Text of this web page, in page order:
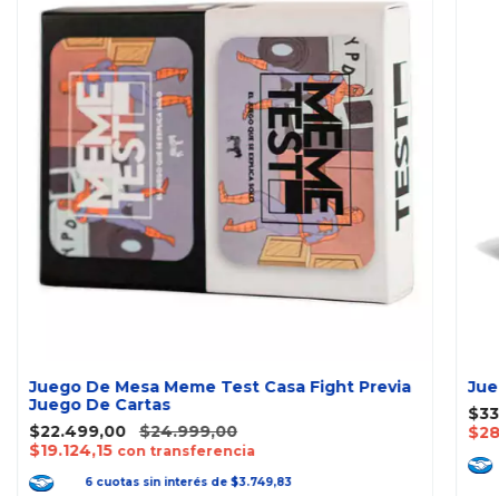
Juego De Mesa Meme Test Casa Fight Previa
Juego De Cartas
$22.499,00
$24.999,00
$19.124,15 con transferencia
6 cuotas sin interés de $3.749,83